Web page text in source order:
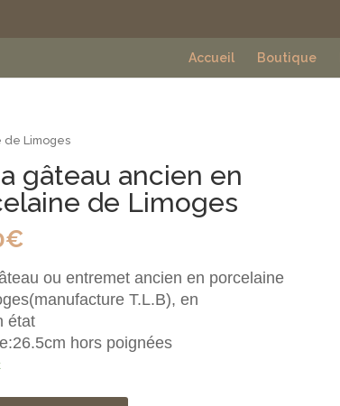
Accueil Boutique
de Limoges
gâteau ancien en
de Limoges
€
ou entremet ancien en porcelaine
T.L.B), en
état
hors poignées